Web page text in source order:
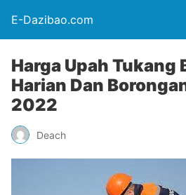
E-Dazibao.com
Harga Upah Tukang
Harian Dan
2022
Deach